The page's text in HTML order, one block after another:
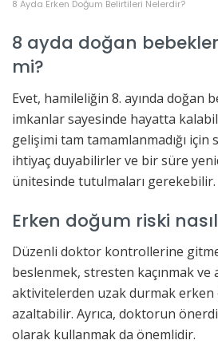
8 Ayda Erken Doğum Belirtileri Nelerdir?
8 ayda doğan
mi?
Evet, hamileliğin 8. ayında doğan
imkanlar sayesinde hayatta
gelişimi tam tamamlanmadığı
ihtiyaç duyabilirler ve bir süre
ünitesinde tutulmaları gerekebilir.
Erken doğum riski nasıl
Düzenli doktor kontrollerine
beslenmek, stresten kaçınmak ve
aktivitelerden uzak durmak
azaltabilir. Ayrıca, doktorun
olarak kullanmak da önemlidir.